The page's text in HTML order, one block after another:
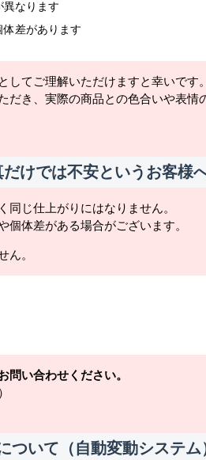
異なります
差があります
としてご理解いただけますと幸いです。
だき、実際の商品との色合いや表情
だけでは不安というお客様
同じ仕上がりにはなりません。
個体差がある場合がございます。
ん。
問い合わせください。
ついて（自動変動システム